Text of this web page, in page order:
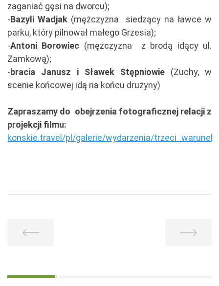
zaganiać gęsi na dworcu);
-Bazyli Wadjak (mężczyzna siedzący na ławce w
parku, który pilnował małego Grzesia);
-Antoni Borowiec (mężczyzna z brodą idący ul.
Zamkową);
-bracia Janusz i Sławek Stępniowie (Zuchy, w
scenie końcowej idą na końcu drużyny)
Zapraszamy do obejrzenia fotograficznej relacji z
projekcji filmu:
konskie.travel/pl/galerie/wydarzenia/trzeci_warunek/